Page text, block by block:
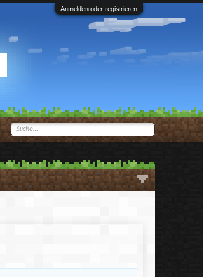
Anmelden oder registrieren